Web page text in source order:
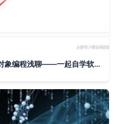
电脑编程入门10 .NET面向对象编程浅聊——一起自学软件开发制作